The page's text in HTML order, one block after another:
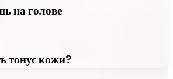
на голове
тонус кожи?